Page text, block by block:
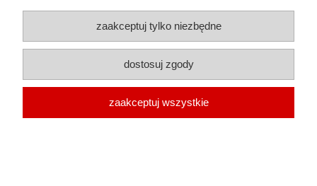
Cena netto:1 228,50 zł
zaakceptuj tylko niezbędne
dostosuj zgody
zaakceptuj wszystkie